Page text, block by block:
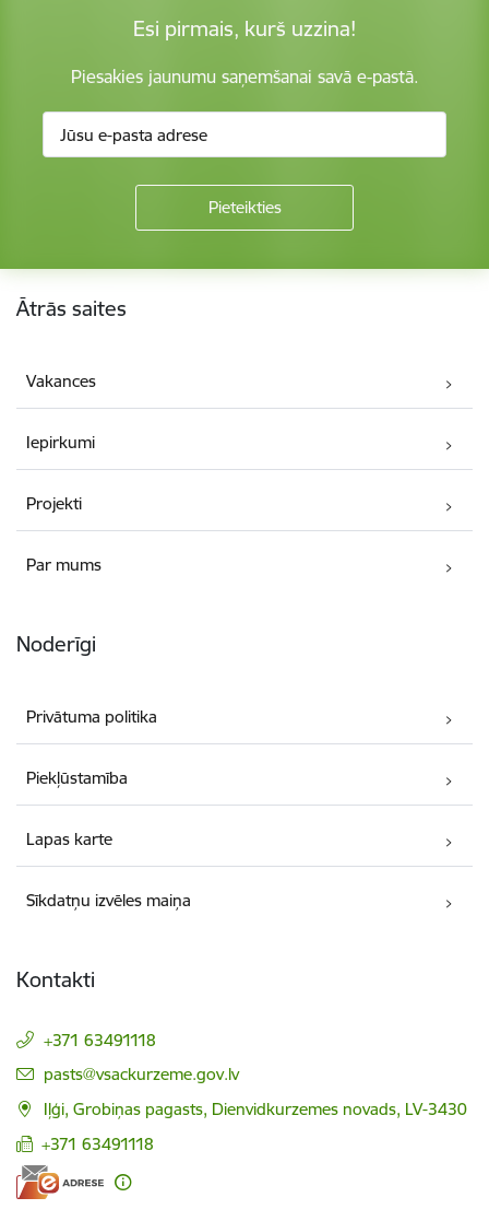
Esi pirmais, kurš uzzina!
Piesakies jaunumu saņemšanai savā e-pastā.
Kājene
Ātrās saites
Vakances
Iepirkumi
Projekti
Par mums
Noderīgi
Privātuma politika
Piekļūstamība
Lapas karte
Sīkdatņu izvēles maiņa
Kontakti
+371 63491118
E-pasts:
pasts@vsackurzeme.gov.lv
Iļģi, Grobiņas pagasts, Dienvidkurzemes novads, LV-3430
+371 63491118